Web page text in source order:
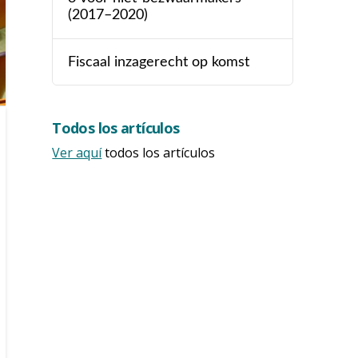
(2017–2020)
Fiscaal inzagerecht op komst
Todos los artículos
Ver aquítodos los artículos